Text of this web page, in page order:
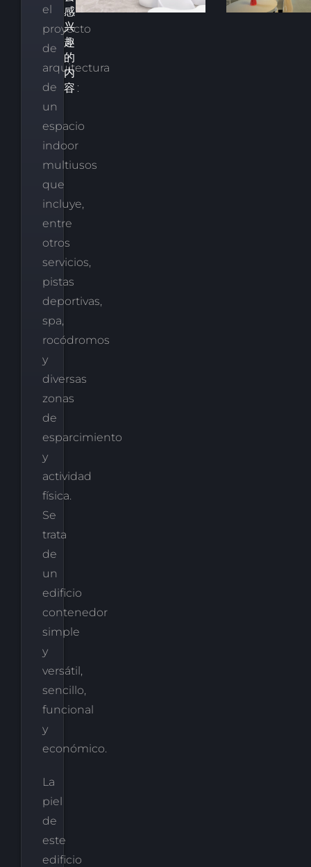
el
proyecto
de
arquitectura
de
un
espacio
indoor
multiusos
que
incluye,
entre
otros
servicios,
pistas
deportivas,
spa,
rocódromos
y
diversas
zonas
de
esparcimiento
y
actividad
física.
Se
trata
de
un
edificio
contenedor
simple
y
versátil,
sencillo,
funcional
y
económico.
La
piel
de
este
edificio
感
兴
趣
的
内
容: